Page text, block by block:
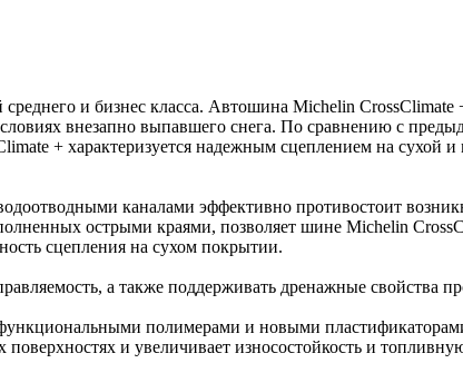
и бизнес класса. Автошина Michelin
внезапно выпавшего снега. По сравнению с
+ характеризуется надежным сцеплением на сухой
каналами эффективно противостоит
острыми краями, позволяет шине Michelin
сцепления на сухом покрытии.
а также поддерживать дренажные свойства
полимерами и новыми
и увеличивает износостойкость и